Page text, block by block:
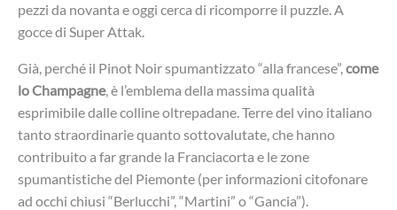
pezzi da novanta e oggi cerca di ricomporre il puzzle. A
gocce di Super Attak.
Già, perché il Pinot Noir spumantizzato “alla francese”,come
lo Champagne, è l’emblema della massima qualità
esprimibile dalle colline oltrepadane. Terre del vino italiano
tanto straordinarie quanto sottovalutate, che hanno
contribuito a far grande la Franciacorta e le zone
spumantistiche del Piemonte (per informazioni citofonare
ad occhi chiusi “Berlucchi”, “Martini” o “Gancia”).